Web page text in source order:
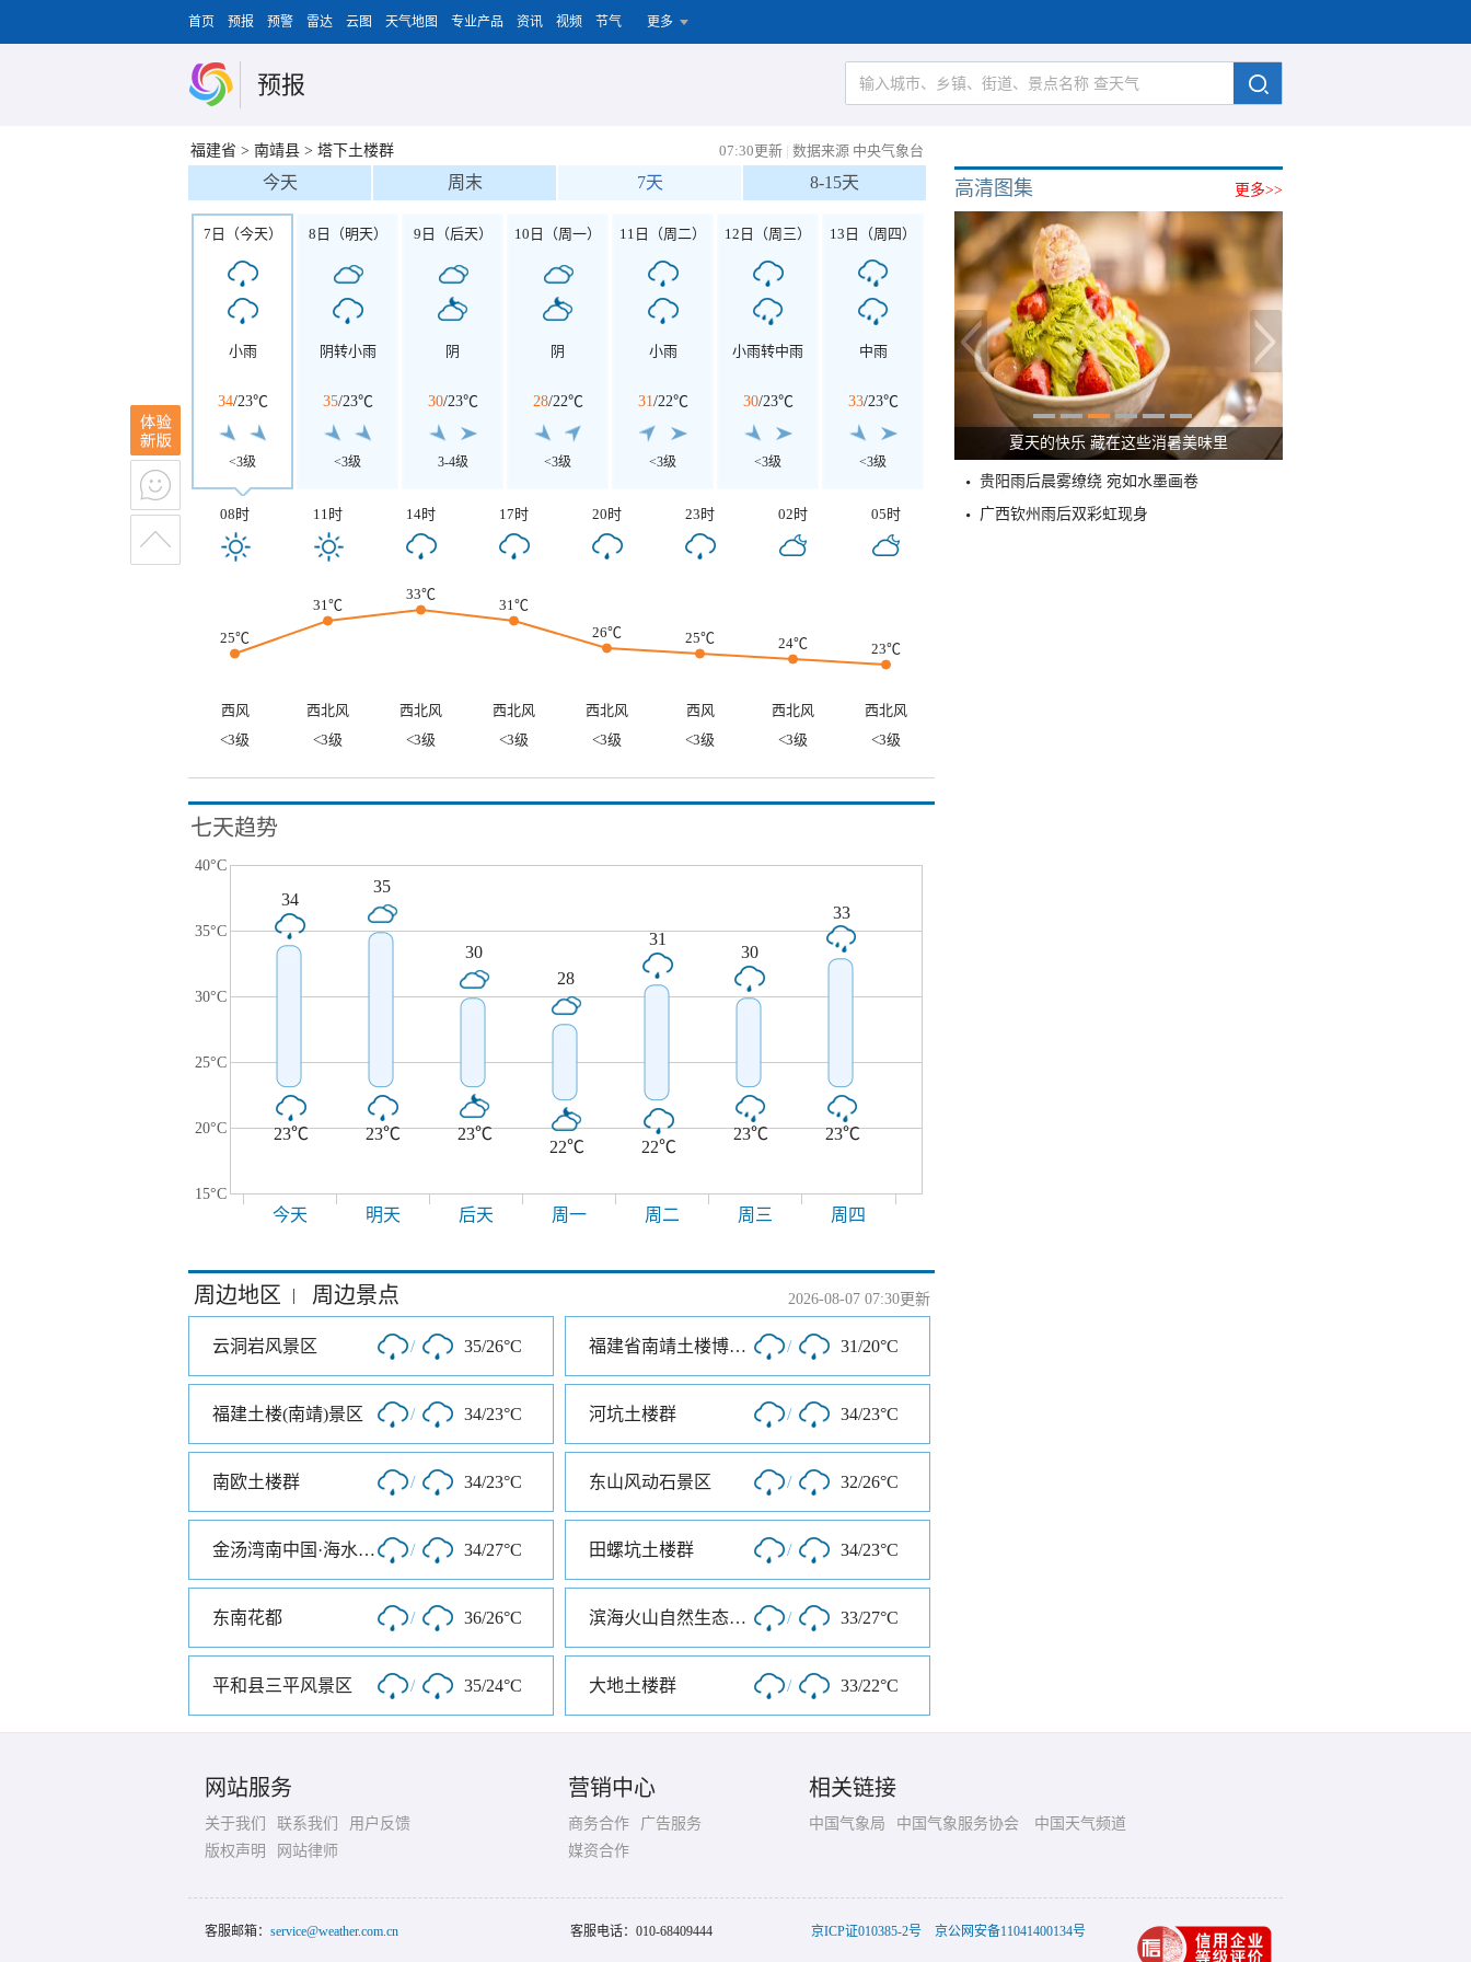
首页 预报 预警 雷达 云图 天气地图 专业产品 资讯 视频 节气 更多
预报
福建省 > 南靖县 > 塔下土楼群 07:30更新 | 数据来源 中央气象台
今天 周末 7天 8-15天
7日（今天）
小雨
34/23℃
<3级
8日（明天）
阴转小雨
35/23℃
<3级
9日（后天）
阴
30/23℃
3-4级
10日（周一）
阴
28/22℃
<3级
11日（周二）
小雨
31/22℃
<3级
12日（周三）
小雨转中雨
30/23℃
<3级
13日（周四）
中雨
33/23℃
<3级
08时 11时 14时 17时 20时 23时 02时 05时
25℃
31℃
33℃
31℃
26℃
25℃ 24℃ 23℃
西风 西北风 西北风 西北风 西北风 西风 西北风
西北风
<3级
<3级 <3级 <3级 <3级 <3级 <3级 <3级
七天趋势
40°C
35°C
30°C
25°C
20°C
15°C
34
23℃
35
23℃
30
23℃
28
22℃
31
22℃
30
23℃
33
23℃
今天 明天 后天 周一 周二 周三 周四
周边地区 | 周边景点 2026-08-07 07:30更新
云洞岩风景区 / 35/26°C 福建省南靖土楼博物馆 / 31/20°C
福建土楼(南靖)景区 / 34/23°C 河坑土楼群 / 34/23°C
南欧土楼群 / 34/23°C 东山风动石景区 / 32/26°C
金汤湾南中国·海水温泉度假地 / 34/27°C 田螺坑土楼群 / 34/23°C
东南花都 / 36/26°C 滨海火山自然生态风景旅游区 / 33/27°C
平和县三平风景区 / 35/24°C 大地土楼群 / 33/22°C
更多>>
高清图集
夏天的快乐 藏在这些消暑美味里
贵阳雨后晨雾缭绕 宛如水墨画卷
广西钦州雨后双彩虹现身
网站服务
关于我们 联系我们
用户反馈
版权声明
网站律师
营销中心
商务合作
广告服务
媒资合作
相关链接
中国气象局 中国气象服务协会 中国天气频道
客服邮箱： service@weather.com.cn 客服电话： 010-68409444 京ICP证010385-2号 京公网安备11041400134号